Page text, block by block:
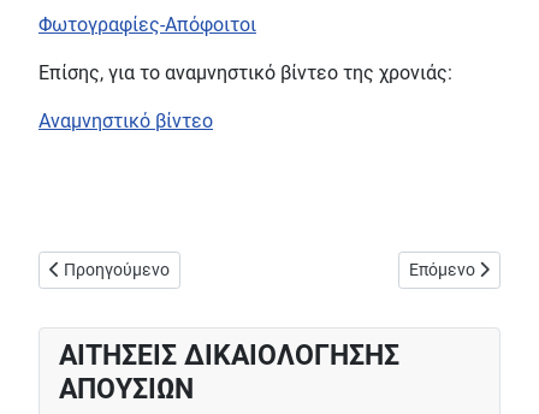
Φωτογραφίες-Απόφοιτοι
Επίσης, για το αναμνηστικό βίντεο της χρονιάς:
Αναμνηστικό βίντεο
Προηγούμενο άρθρο: Αποτελέσματα βαθμολογιών ειδικών
Προηγούμενο Επόμενο άρθρο:
Επόμενο
ΑΙΤΗΣΕΙΣ ΔΙΚΑΙΟΛΟΓΗΣΗΣ
ΑΠΟΥΣΙΩΝ